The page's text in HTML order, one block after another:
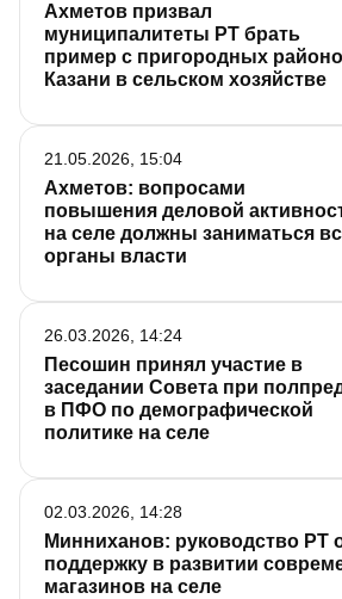
Ахметов призвал
муниципалитеты РТ брать
пример с пригородных
Казани в сельском хозяйстве
Ахметов: вопросами
повышения деловой
на селе должны заниматься
органы власти
21.05.2026, 15:04
Песошин принял участие в
заседании Совета при
в ПФО по демографической
политике на селе
26.03.2026, 14:24
Минниханов: руководство РТ
поддержку в развитии
магазинов на селе
02.03.2026, 14:28